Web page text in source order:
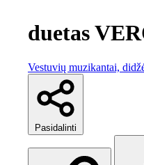
duetas
Vestuvių muzikantai,
Pasidalinti